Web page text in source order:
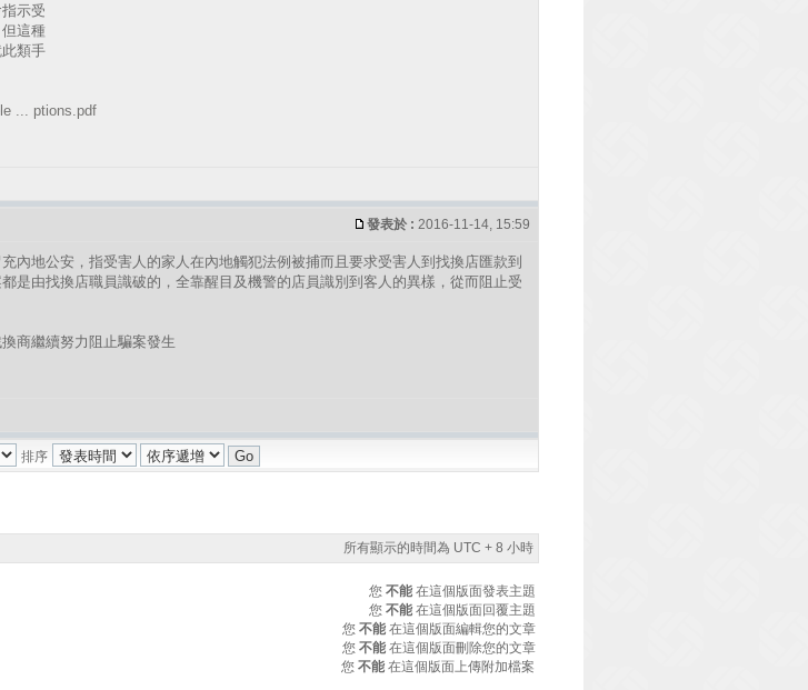
示受
這種
類手
... ptions.pdf
發表於 : 2016-11-14, 15:59
內地公安，指受害人的家人在內地觸犯法例被捕而且要求受害人到找換店匯款到
是由找換店職員識破的，全靠醒目及機警的店員識別到客人的異樣，從而阻止受
商繼續努力阻止騙案發生
排序
所有顯示的時間為 UTC + 8 小時
您 不能 在這個版面發表主題
您 不能 在這個版面回覆主題
您 不能 在這個版面編輯您的文章
您 不能 在這個版面刪除您的文章
您 不能 在這個版面上傳附加檔案